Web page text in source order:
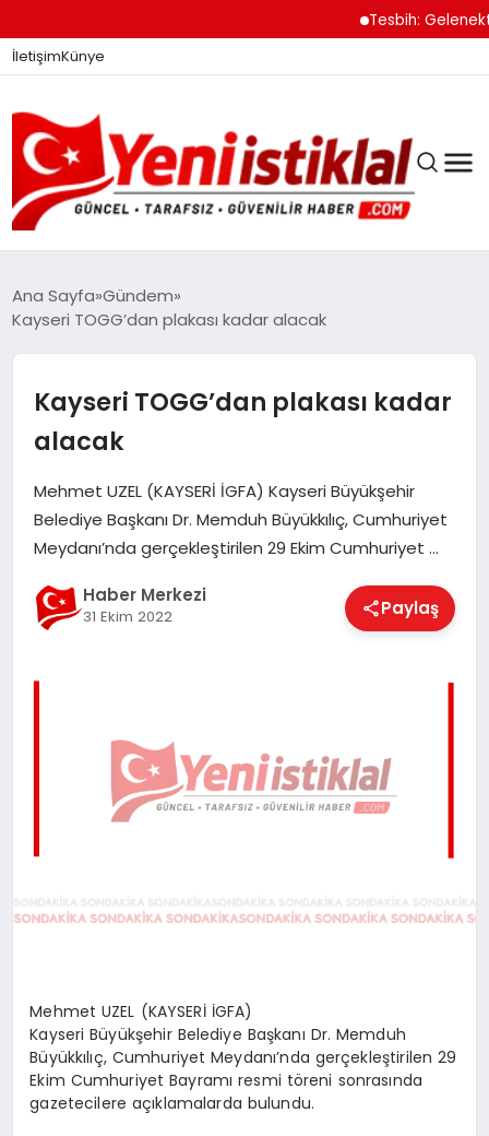
Tesbih: Gelenekten
İletişimKünye
GÜNDEM
DÜNYA
EĞITIM
EKONOMI
MAGAZIN
TEKNOLOJI
Ana Sayfa Gündem
Kayseri TOGG’dan plakası kadar alacak
Kayseri TOGG’dan plakası kadar
alacak
Mehmet UZEL (KAYSERİ İGFA) Kayseri Büyükşehir
Belediye Başkanı Dr. Memduh Büyükkılıç, Cumhuriyet
Meydanı’nda gerçekleştirilen 29 Ekim Cumhuriyet …
Haber Merkezi
31 Ekim 2022 Paylaş
Mehmet UZEL (KAYSERİ İGFA)
Kayseri Büyükşehir Belediye Başkanı Dr. Memduh
Büyükkılıç, Cumhuriyet Meydanı’nda gerçekleştirilen 29
Ekim Cumhuriyet Bayramı resmi töreni sonrasında
gazetecilere açıklamalarda bulundu.